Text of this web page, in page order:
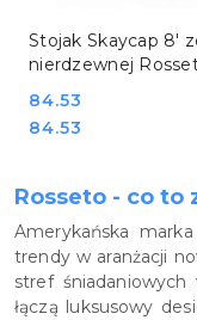
Stojak Skaycap 8'
nierdzewnej
Cena:
84.53
Cena:
84.53
Rosseto - co to
Amerykańska
trendy w aranżacji
stref
łączą luksusowy